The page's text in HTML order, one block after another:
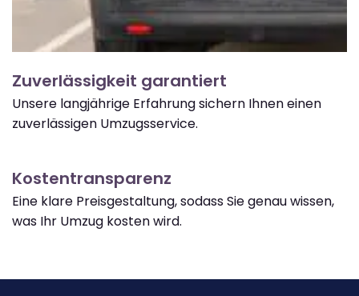
Zuverlässigkeit garantiert
Unsere langjährige Erfahrung sichern Ihnen einen
zuverlässigen Umzugsservice.
Kostentransparenz
Eine klare Preisgestaltung, sodass Sie genau wissen,
was Ihr Umzug kosten wird.